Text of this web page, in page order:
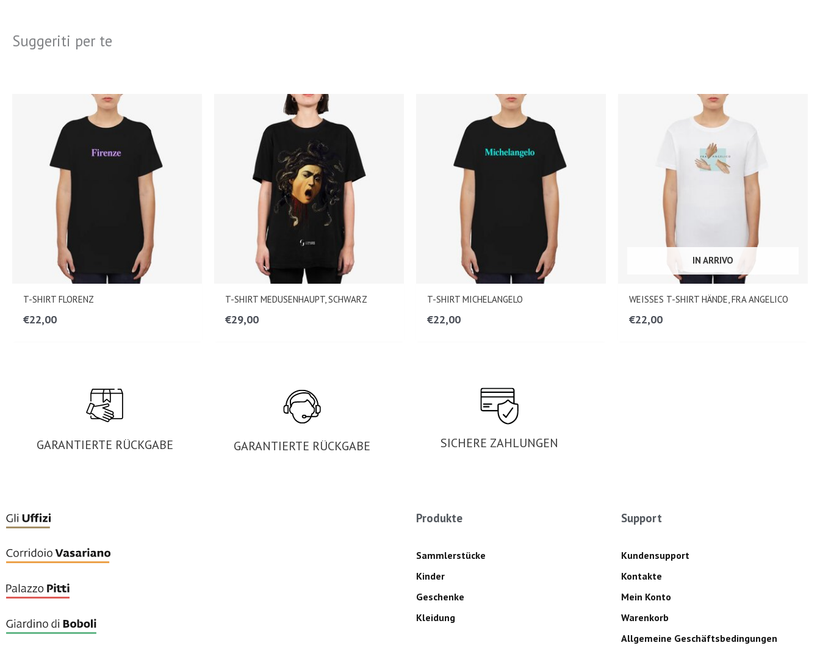
Suggeriti per te
T-SHIRT FLORENZ
€22,00
T-SHIRT MEDUSENHAUPT, SCHWARZ
€29,00
T-SHIRT MICHELANGELO
€22,00
IN ARRIVO
WEISSES T-SHIRT HÄNDE, FRA ANGELICO
€22,00
GARANTIERTE RÜCKGABE GARANTIERTE RÜCKGABE SICHERE ZAHLUNGEN
Produkte
Sammlerstücke
Kinder
Geschenke
Kleidung
Support
Kundensupport
Kontakte
Mein Konto
Warenkorb
Allgemeine Geschäftsbedingungen